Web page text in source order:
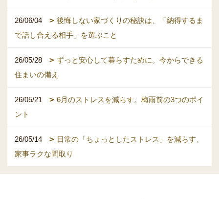
26/06/04
後悔しない家づくりの秘訣は、「納得するま
で話し合える相手」を選ぶこと
26/05/28
ずっと安心して暮らすために。今からできる
住まいの備え
26/05/21
6月のストレスを減らす。梅雨前の3つのポイ
ント
26/05/14
日常の「ちょっとしたストレス」を減らす、
家事ラクな間取り